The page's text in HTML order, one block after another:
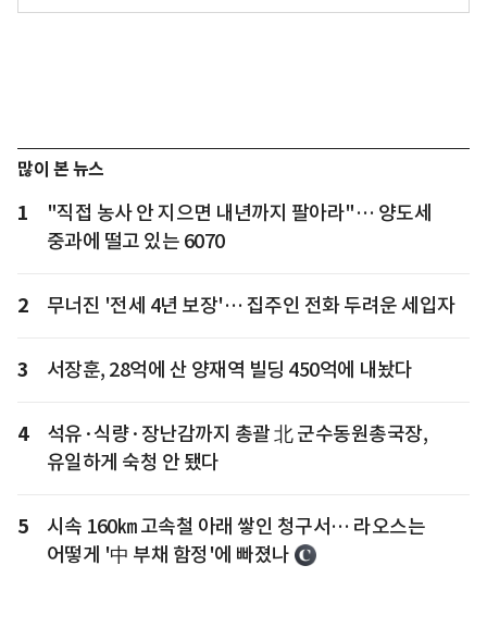
많이 본 뉴스
1
"직접 농사 안 지으면 내년까지 팔아라"… 양도세
중과에 떨고 있는 6070
2 무너진 '전세 4년 보장'… 집주인 전화 두려운 세입자
3 서장훈, 28억에 산 양재역 빌딩 450억에 내놨다
4
석유·식량·장난감까지 총괄 北 군수동원총국장,
유일하게 숙청 안 됐다
5
시속 160㎞ 고속철 아래 쌓인 청구서… 라오스는
어떻게 '中 부채 함정'에 빠졌나